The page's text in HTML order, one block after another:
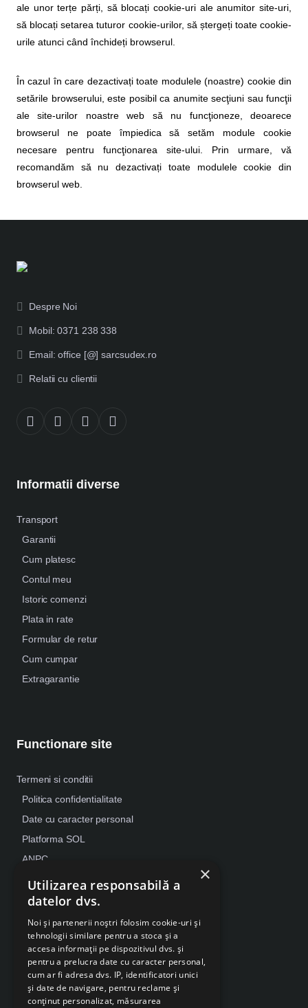
ale unor terțe părți, să blocați cookie-uri ale anumitor site-uri,
să blocați setarea tuturor cookie-urilor, să ștergeți toate cookie-
urile atunci când închideți browserul.
În cazul în care dezactivați toate modulele (noastre) cookie din
setările browserului, este posibil ca anumite secţiuni sau funcţii
ale site-urilor noastre web să nu funcţioneze, deoarece
browserul ne poate împiedica să setăm module cookie
necesare pentru funcţionarea site-ului. Prin urmare, vă
recomandăm să nu dezactivați toate modulele cookie din
browserul web.
Despre Noi
Mobil: 0371 238 338
Email: office [@] sarcsudex.ro
Relatii cu clientii
Informatii diverse
Transport
Garantii
Cum platesc
Contul meu
Istoric comenzi
Plata in rate
Formular de retur
Cum cumpar
Extragarantie
Functionare site
Termeni si conditii
Politica confidentialitate
Date cu caracter personal
Platforma SOL
ANPC
Despre Cookies
Retragere din contract
×
Utilizarea responsabilă a
datelor dvs.
Noi și partenerii noștri folosim cookie-uri și
tehnologii similare pentru a stoca și a
accesa informații pe dispozitivul dvs. și
pentru a prelucra date cu caracter personal,
cum ar fi adresa dvs. IP, identificatori unici
și date de navigare, pentru reclame și
conținut personalizat, măsurarea